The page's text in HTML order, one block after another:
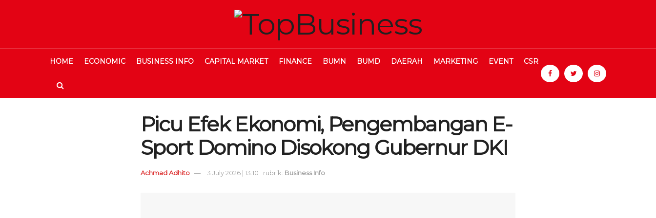
HOME ECONOMIC BUSINESS INFO CAPITAL MARKET FINANCE BUMN BUMD DAERAH MARKETING EVENT CSR
Picu Efek Ekonomi, Pengembangan E-
Sport Domino Disokong Gubernur DKI
Achmad Adhito 3 July 2026 | 13:10 rubrik: Business Info